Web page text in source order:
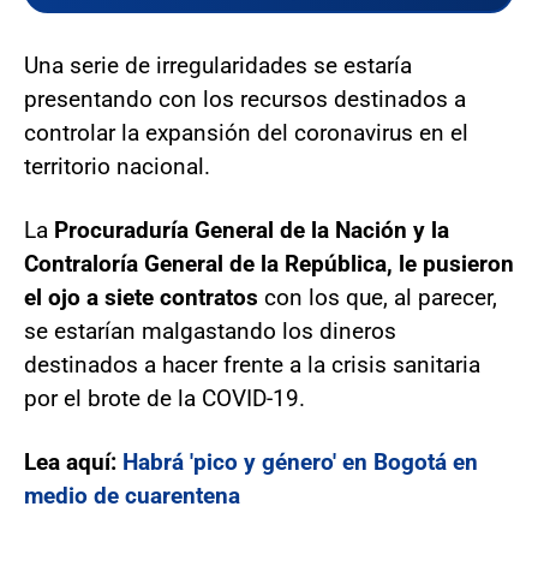
Una serie de irregularidades se estaría
presentando con los recursos destinados a
controlar la expansión del coronavirus en el
territorio nacional.
La Procuraduría General de la Nación y la
Contraloría General de la República, le pusieron
el ojo a siete contratos con los que, al parecer,
se estarían malgastando los dineros
destinados a hacer frente a la crisis sanitaria
por el brote de la COVID-19.
Lea aquí: Habrá 'pico y género' en Bogotá en
medio de cuarentena